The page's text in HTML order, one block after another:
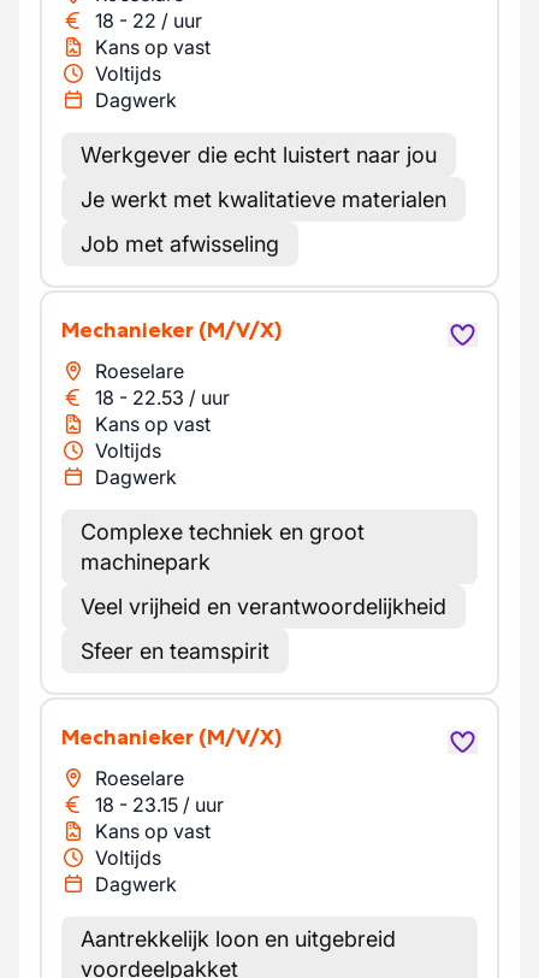
18 - 22 / uur
Kans op vast
Voltijds
Dagwerk
Werkgever die echt luistert naar jou
Je werkt met kwalitatieve materialen
Job met afwisseling
Mechanieker (M/V/X)
Roeselare
18 - 22.53 / uur
Kans op vast
Voltijds
Dagwerk
Complexe techniek en groot
machinepark
Veel vrijheid en verantwoordelijkheid
Sfeer en teamspirit
Mechanieker (M/V/X)
Roeselare
18 - 23.15 / uur
Kans op vast
Voltijds
Dagwerk
Aantrekkelijk loon en uitgebreid
voordeelpakket